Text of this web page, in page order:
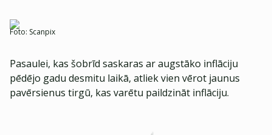
Foto: Scanpix
Pasaulei, kas šobrīd saskaras ar augstāko inflāciju
pēdējo gadu desmitu laikā, atliek vien vērot jaunus
pavērsienus tirgū, kas varētu paildzināt inflāciju.